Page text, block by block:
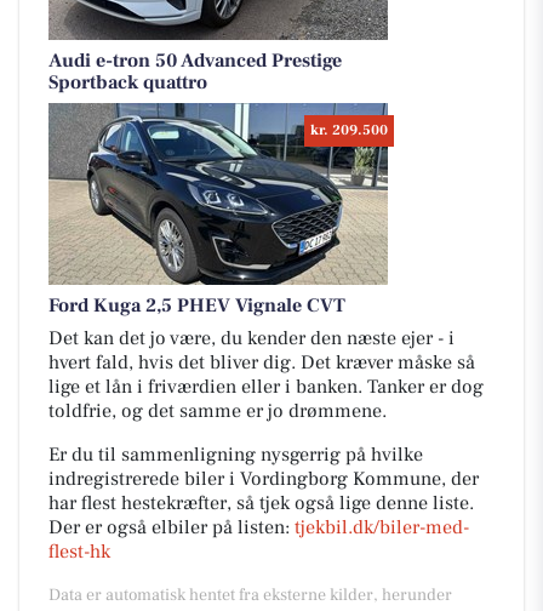
Audi e-tron 50 Advanced Prestige
Sportback quattro
kr. 209.500
Ford Kuga 2,5 PHEV Vignale CVT
Det kan det jo være, du kender den næste ejer - i
hvert fald, hvis det bliver dig. Det kræver måske så
lige et lån i friværdien eller i banken. Tanker er dog
toldfrie, og det samme er jo drømmene.
Er du til sammenligning nysgerrig på hvilke
indregistrerede biler i Vordingborg Kommune, der
har flest hestekræfter, så tjek også lige denne liste.
Der er også elbiler på listen: tjekbil.dk/biler-med-
flest-hk
Data er automatisk hentet fra eksterne kilder, herunder